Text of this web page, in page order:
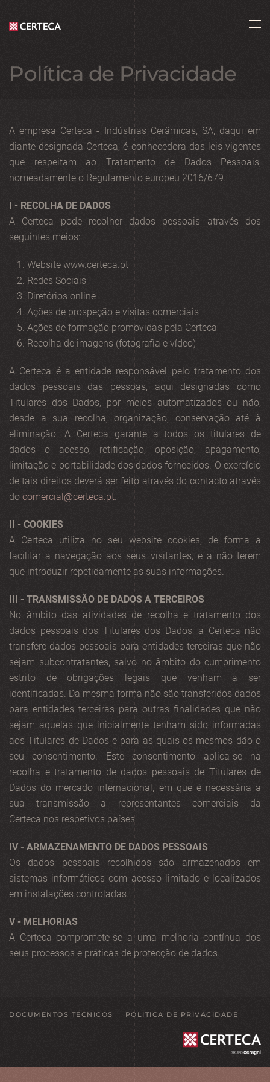
Skip to main content
Política de Privacidade
A empresa Certeca - Indústrias Cerâmicas, SA, daqui em
diante designada Certeca, é conhecedora das leis vigentes
que respeitam ao Tratamento de Dados Pessoais,
nomeadamente o Regulamento europeu 2016/679.
I - RECOLHA DE DADOS
A Certeca pode recolher dados pessoais através dos
seguintes meios:
Website www.certeca.pt
Redes Sociais
Diretórios online
Ações de prospeção e visitas comerciais
Ações de formação promovidas pela Certeca
Recolha de imagens (fotografia e vídeo)
A Certeca é a entidade responsável pelo tratamento dos
dados pessoais das pessoas, aqui designadas como
Titulares dos Dados, por meios automatizados ou não,
desde a sua recolha, organização, conservação até à
eliminação. A Certeca garante a todos os titulares de
dados o acesso, retificação, oposição, apagamento,
limitação e portabilidade dos dados fornecidos. O exercício
de tais direitos deverá ser feito através do contacto através
do comercial@certeca.pt.
II - COOKIES
A Certeca utiliza no seu website cookies, de forma a
facilitar a navegação aos seus visitantes, e a não terem
que introduzir repetidamente as suas informações.
III - TRANSMISSÃO DE DADOS A TERCEIROS
No âmbito das atividades de recolha e tratamento dos
dados pessoais dos Titulares dos Dados, a Certeca não
transfere dados pessoais para entidades terceiras que não
sejam subcontratantes, salvo no âmbito do cumprimento
estrito de obrigações legais que venham a ser
identificadas. Da mesma forma não são transferidos dados
para entidades terceiras para outras finalidades que não
sejam aquelas que inicialmente tenham sido informadas
aos Titulares de Dados e para as quais os mesmos dão o
seu consentimento. Este consentimento aplica-se na
recolha e tratamento de dados pessoais de Titulares de
Dados do mercado internacional, em que é necessária a
sua transmissão a representantes comerciais da
Certeca nos respetivos países.
IV - ARMAZENAMENTO DE DADOS PESSOAIS
Os dados pessoais recolhidos são armazenados em
sistemas informáticos com acesso limitado e localizados
em instalações controladas.
V - MELHORIAS
A Certeca compromete-se a uma melhoria contínua dos
seus processos e práticas de protecção de dados.
DOCUMENTOS TÉCNICOS POLÍTICA DE PRIVACIDADE